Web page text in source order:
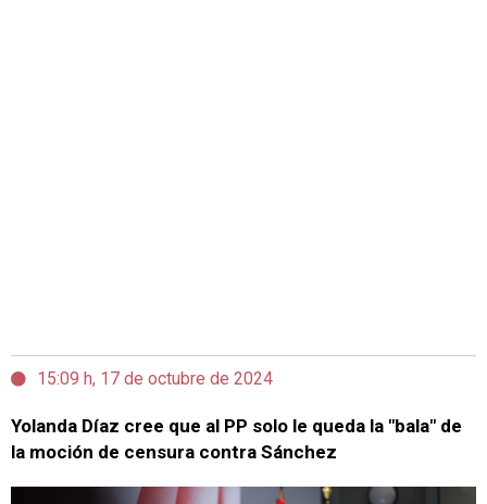
15:09 h, 17 de octubre de 2024
Yolanda Díaz cree que al PP solo le queda la "bala" de
la moción de censura contra Sánchez